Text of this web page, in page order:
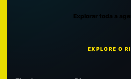
Explorar toda a
EXPLORE O